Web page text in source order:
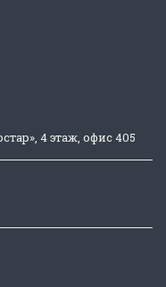
4 этаж, офис 405